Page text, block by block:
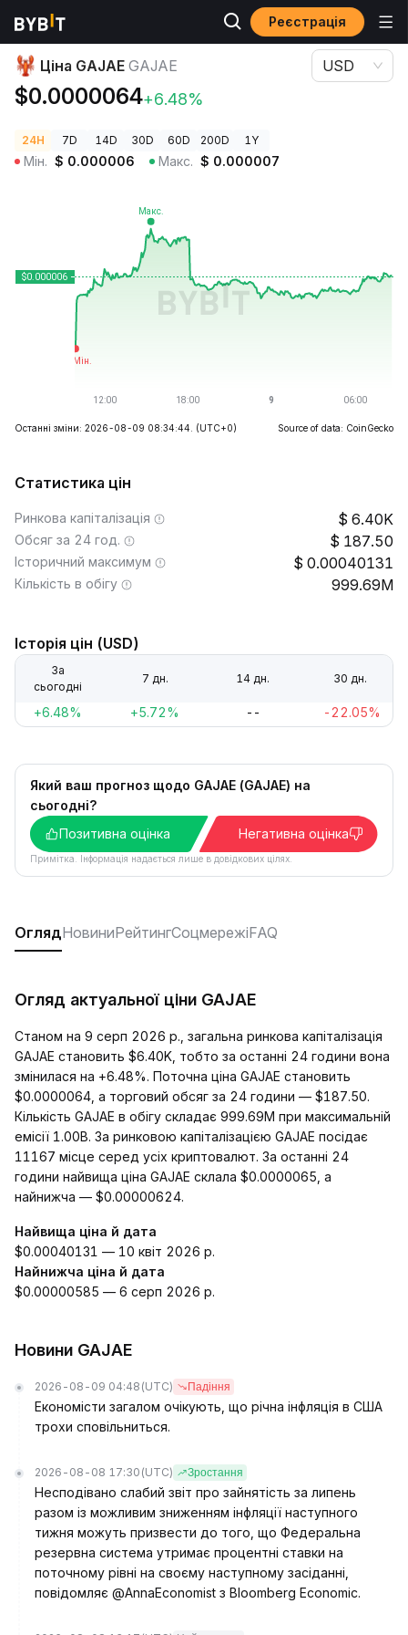
Реєстрація
Ціни криптовалют Ціна GAJAE GAJAE
Ціна GAJAE GAJAE
$0.0000064+6.48%
USD
24H 7D 14D 30D 60D 200D 1Y
Мін. $ 0.000006 Макс. $ 0.000007
Останні зміни: 2026-08-09 08:34:44. (UTC+0) Source of data: CoinGecko
Статистика цін
Ринкова капіталізація 6.40K
Обсяг за 24 год. 187.50
Історичний максимум 0.00040131
Кількість в обігу 999.69M
Історія цін (USD)
За
сьогодні
7 дн. 14 дн. 30 дн.
+6.48% +5.72% -- -22.05%
Який ваш прогноз щодо GAJAE (GAJAE) на
сьогодні?
Позитивна оцінка
Негативна оцінка
Примітка. Інформація надається лише в довідкових цілях.
ОглядНовиниРейтингСоцмережіFAQ
Огляд актуальної ціни GAJAE
Станом на 9 серп 2026 р., загальна ринкова капіталізація
GAJAE становить $6.40K, тобто за останні 24 години вона
змінилася на +6.48%. Поточна ціна GAJAE становить
$0.0000064, а торговий обсяг за 24 години — $187.50.
Кількість GAJAE в обігу складає 999.69M при максимальній
емісії 1.00B. За ринковою капіталізацією GAJAE посідає
11167 місце серед усіх криптовалют. За останні 24
години найвища ціна GAJAE склала $0.0000065, а
найнижча — $0.00000624.
Найвища ціна й дата
$0.00040131 — 10 квіт 2026 р.
Найнижча ціна й дата
$0.00000585 — 6 серп 2026 р.
Новини GAJAE
2026-08-09 04:48 (UTC) Падіння
Економісти загалом очікують, що річна інфляція в США
трохи сповільниться.
2026-08-08 17:30 (UTC) Зростання
Несподівано слабий звіт про зайнятість за липень
разом із можливим зниженням інфляції наступного
тижня можуть призвести до того, що Федеральна
резервна система утримає процентні ставки на
поточному рівні на своєму наступному засіданні,
повідомляє @AnnaEconomist з Bloomberg Economic.